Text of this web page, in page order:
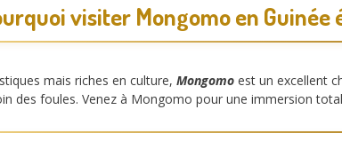
visiter Mongomo en Guinée
mais riches en culture, Mongomo est un excellent
des foules. Venez à Mongomo pour une immersion